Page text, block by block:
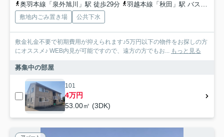
奥羽本線「泉外旭川」駅 徒歩29分
羽越本線「秋田」駅 バス19分 秋田中央交通「高野一区」 停歩5分
敷地内ごみ置き場 公共下水
敷金礼金不要で初期費用が抑えられます♪5万円以下の物件をお探しの方
にオススメ♪ WEB内見が可能ですので、遠方の方でもお... もっと見る
募集中の部屋
101
4万円
53.00㎡ (3DK)